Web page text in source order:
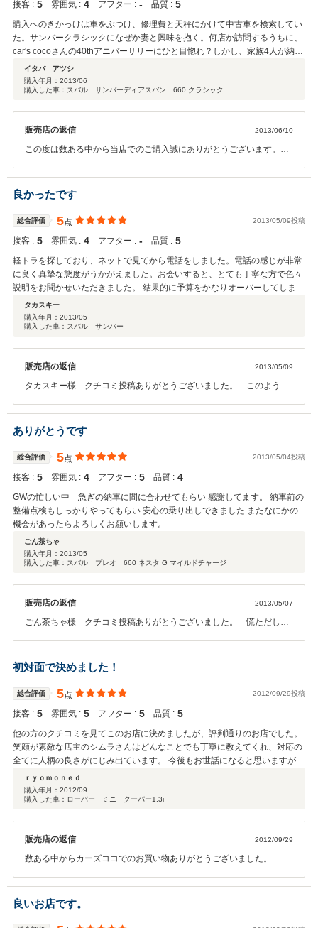
ね～
接客 : 5 雰囲気 : 4 アフター : ‐ 品質 : 5
購入へのきかっけは車をぶつけ、修理費と天秤にかけて中古車を検索してい
た。サンバークラシックになぜか妻と興味を抱く。何店か訪問するうちに、
car's cocoさんの40thアニバーサリーにひと目惚れ？しかし、家族4人が納得
したらという厳しい条件を自分と車に出し、再度4人で訪問した。4人を笑顔
にしてしまった。車だけが理由ではなく、店長さんの車に対するプライドと
愛着を感じ取ったからに他ならない。これは買い時と感じて、●万円で購入
説明に信頼が置ける。弱い点も説明してくれた。アピールだけではないとこ
ろに、仕事に対するプライドを感じた。car's cocoさんはおすすめです。
イタバ アツシ
購入年月： 2013/06
購入した車：スバル サンバーディアスバン 660 クラシック
販売店の返信 2013/06/10
この度は数ある中から当店でのご購入誠にありがとうございます。
シクは私も大好きな車です、どうぞ末永く可愛がってあげてくださ
い。 メンテナンスなども全力でサーポートいたしますので、お気軽
にご相談ください。 今後もよろしくお願い致します。
良かったです
総合評価 5点 2013/05/09投稿
接客 : 5 雰囲気 : 4 アフター : ‐ 品質 : 5
軽トラを探しており、ネットで見てから電話をしました。電話の感じが非常
に良く真摯な態度がうかがえました。お会いすると、とても丁寧な方で色々
説明をお聞かせいただきました。 結果的に予算をかなりオーバーしてしまい
ましたが、大変満足しております。ありがとうございました。アフターサー
ビスはまだ買って日が浅いため評価しておりません。ご容赦ください。
タカスキー
購入年月： 2013/05
購入した車：スバル サンバー
販売店の返信 2013/05/09
タカスキー様 クチコミ投稿ありがとうございました。 このような
てまいります。 アフターサービスもお任せください、どんな事でも
ご相談頂ければ最善の方法でご対応致します。末永くよろしくお願い
致します。 カーズココ 店主
ありがとうです
総合評価 5点 2013/05/04投稿
接客 : 5 雰囲気 : 4 アフター : 5 品質 : 4
GWの忙しい中 急ぎの納車に間に合わせてもらい 感謝してます。 納車前の
整備点検もしっかりやってもらい 安心の乗り出しできました またなにかの
機会があったらよろしくお願いします。
ごん茶ちゃ
購入年月： 2013/05
購入した車：スバル プレオ 660 ネスタ G マイルドチャージ
販売店の返信 2013/05/07
ごん茶ちゃ様 クチコミ投稿ありがとうございました。 慌ただしい
て幸いです。 今後も末永くお付き合い頂けるよう努力してまいりま
すのでよろしくお願い致します。 定期的な点検、オイル交換、などお
気軽にご利用ください。ありがとうございました。
初対面で決めました！
総合評価 5点 2012/09/29投稿
接客 : 5 雰囲気 : 5 アフター : 5 品質 : 5
他の方のクチコミを見てこのお店に決めましたが、評判通りのお店でした。
笑顔が素敵な店主のシムラさんはどんなことでも丁寧に教えてくれ、対応の
全てに人柄の良さがにじみ出ています。 今後もお世話になると思いますが、
これからも長くよろしくお願いします。
ｒｙｏｍｏｎｅｄ
購入年月： 2012/09
購入した車：ローバー ミニ クーパー1.3i
販売店の返信 2012/09/29
数ある中からカーズココでのお買い物ありがとうございました。 評
ご相談ください。 店主 志村
良いお店です。